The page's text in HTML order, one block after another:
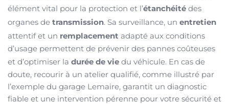
élément vital pour la protection et l’étanchéité des
organes de transmission. Sa surveillance, un entretien
attentif et un remplacement adapté aux conditions
d’usage permettent de prévenir des pannes coûteuses
et d’optimiser la durée de vie du véhicule. En cas de
doute, recourir à un atelier qualifié, comme illustré par
l’exemple du garage Lemaire, garantit un diagnostic
fiable et une intervention pérenne pour votre sécurité et